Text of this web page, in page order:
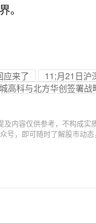
。
应来了
11;月21日沪
高科与北方华创签署战
内容仅供参考，不构成实
号，即可随时了解股市动